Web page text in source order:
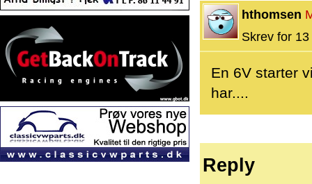
hthomsen
Skrev for
En 6V starter
har....
Reply